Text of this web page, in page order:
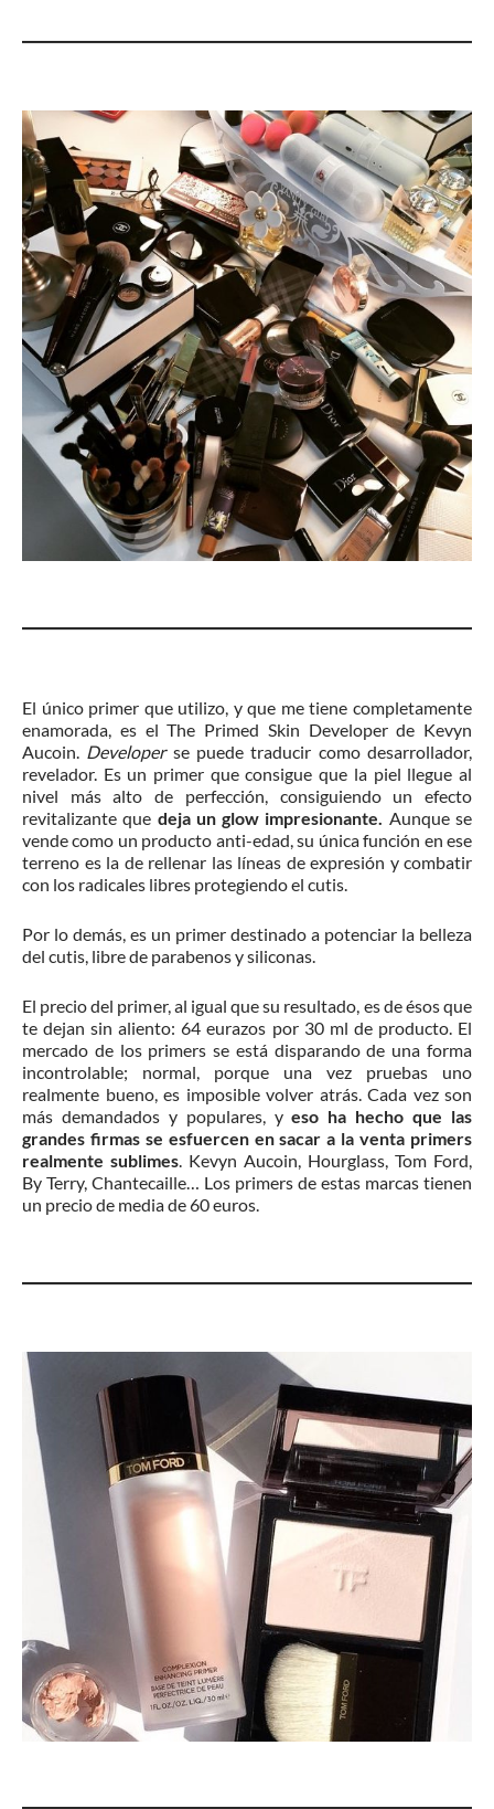
El único primer que utilizo, y que me tiene completamente
enamorada, es el The Primed Skin Developer de Kevyn
Aucoin. Developerse puede traducir como desarrollador,
revelador. Es un primer que consigue que la piel llegue al
nivel más alto de perfección, consiguiendo un efecto
revitalizante que deja un glow impresionante. Aunque se
vende como un producto anti-edad, su única función en ese
terreno es la de rellenar las líneas de expresión y combatir
con los radicales libres protegiendo el cutis.
Por lo demás, es un primer destinado a potenciar la belleza
del cutis, libre de parabenos y siliconas.
El precio del primer, al igual que su resultado, es de ésos que
te dejan sin aliento: 64 eurazos por 30 ml de producto. El
mercado de los primers se está disparando de una forma
incontrolable; normal, porque una vez pruebas uno
realmente bueno, es imposible volver atrás. Cada vez son
más demandados y populares, yeso ha hecho que las
grandes firmas se esfuercen en sacar a la venta primers
realmente sublimes. Kevyn Aucoin, Hourglass, Tom Ford,
By Terry, Chantecaille… Los primers de estas marcas tienen
un precio de media de 60 euros.